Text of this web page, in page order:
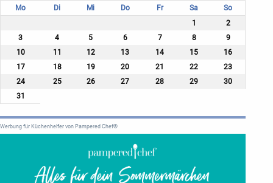
Mo Di Mi Do Fr Sa
So
1
2
3
4 5 6 7 8
9
10
11 12 13 14 15
16
17
18 19 20 21 22
23
24
25 26 27 28 29
30
31
Werbung für Küchenhelfer von Pampered Chef®